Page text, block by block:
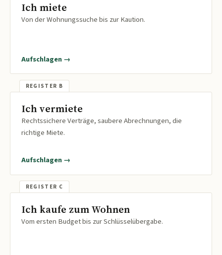
Ich miete
Von der Wohnungssuche bis zur Kaution.
Aufschlagen →
Ich vermiete
Rechtssichere Verträge, saubere Abrechnungen, die
richtige Miete.
Aufschlagen →
Ich kaufe zum Wohnen
Vom ersten Budget bis zur Schlüsselübergabe.